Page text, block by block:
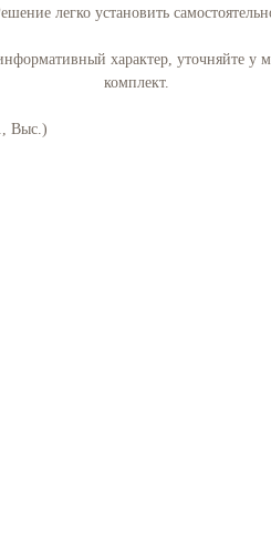
легко установить
характер, уточняйте у
комплект.
Выс.)